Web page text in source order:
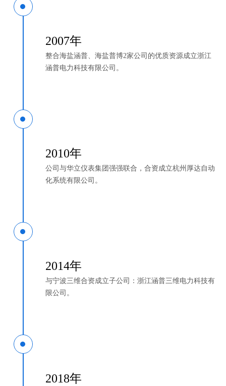
2007年
整合海盐涵普、海盐普博2家公司的优质资源成立浙江
涵普电力科技有限公司。
2010年
公司与华立仪表集团强强联合，合资成立杭州厚达自动
化系统有限公司。
2014年
与宁波三维合资成立子公司：浙江涵普三维电力科技有
限公司。
2018年